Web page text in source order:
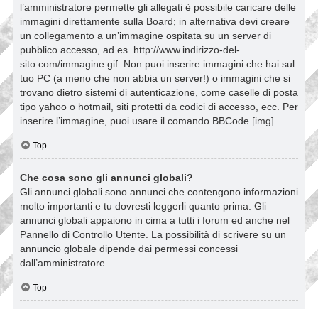
l’amministratore permette gli allegati è possibile caricare delle
immagini direttamente sulla Board; in alternativa devi creare
un collegamento a un’immagine ospitata su un server di
pubblico accesso, ad es. http://www.indirizzo-del-
sito.com/immagine.gif. Non puoi inserire immagini che hai sul
tuo PC (a meno che non abbia un server!) o immagini che si
trovano dietro sistemi di autenticazione, come caselle di posta
tipo yahoo o hotmail, siti protetti da codici di accesso, ecc. Per
inserire l’immagine, puoi usare il comando BBCode [img].
Top
Che cosa sono gli annunci globali?
Gli annunci globali sono annunci che contengono informazioni
molto importanti e tu dovresti leggerli quanto prima. Gli
annunci globali appaiono in cima a tutti i forum ed anche nel
Pannello di Controllo Utente. La possibilità di scrivere su un
annuncio globale dipende dai permessi concessi
dall’amministratore.
Top